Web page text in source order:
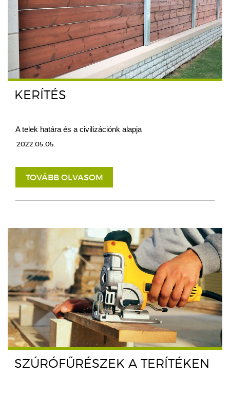
KERÍTÉS
A telek határa és a civilizációnk alapja
2022.05.05.
TOVÁBB OLVASOM
SZÚRÓFŰRÉSZEK A TERÍTÉKEN